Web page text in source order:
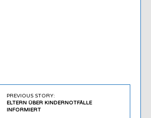
PREVIOUS STORY:
ELTERN ÜBER KINDERNOTFÄLLE
INFORMIERT